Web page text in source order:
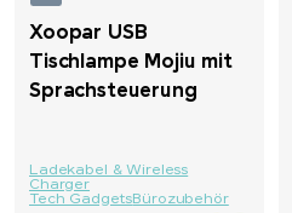
Xoopar USB
Tischlampe Mojiu mit
Sprachsteuerung
Ladekabel & Wireless
Charger
Tech GadgetsBürozubehör